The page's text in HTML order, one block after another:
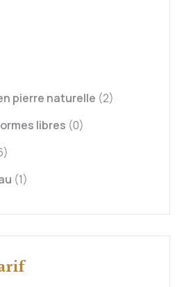
pierre naturelle (2)
libres (0)
(1)